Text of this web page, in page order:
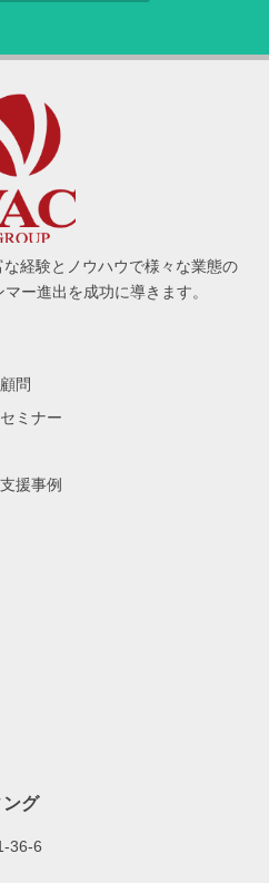
経験とノウハウで様々な業態の
ー進出を成功に導きます。
問
ミナー
援事例
グ
36-6